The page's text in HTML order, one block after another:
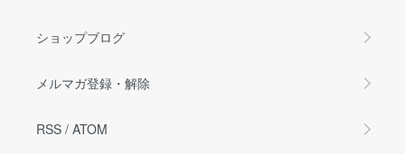
ショップブログ
メルマガ登録・解除
RSS / ATOM